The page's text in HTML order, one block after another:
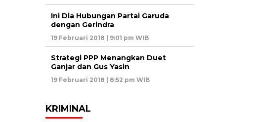
Ini Dia Hubungan Partai Garuda
dengan Gerindra
19 Februari 2018 | 9:01 pm WIB
Strategi PPP Menangkan Duet
Ganjar dan Gus Yasin
19 Februari 2018 | 8:52 pm WIB
KRIMINAL